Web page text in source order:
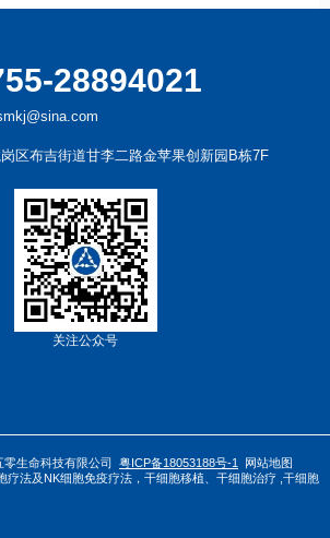
28894021
区布吉街道甘李二路金苹果创新园B栋7F
关注公众号
零生命科技有限公司 粤ICP备18053188号-1
网站地图
疗法及NK细胞免疫疗法 ， 干细胞移植 干细胞治疗 ,干细胞